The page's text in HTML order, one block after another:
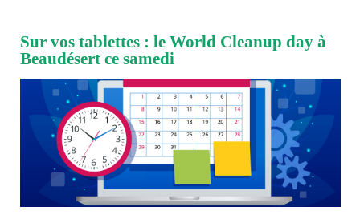
Sur vos tablettes : le World Cleanup day à
Beaudésert ce samedi